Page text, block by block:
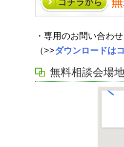
・専用のお問い合わ
（>>ダウンロードは
無料相談会場